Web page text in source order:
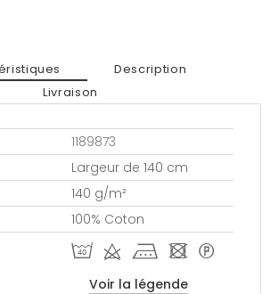
Description
Livraison
1189873
Largeur de 140 cm
140 g/m²
100% Coton
I d k - *
Voir la légende